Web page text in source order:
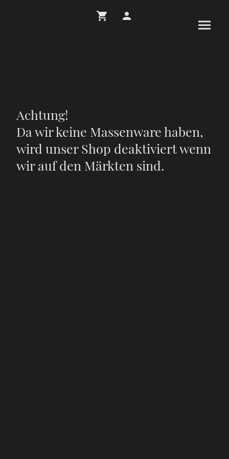
Achtung!
Da wir keine Massenware haben,
wird unser Shop deaktiviert wenn
wir auf den Märkten sind.